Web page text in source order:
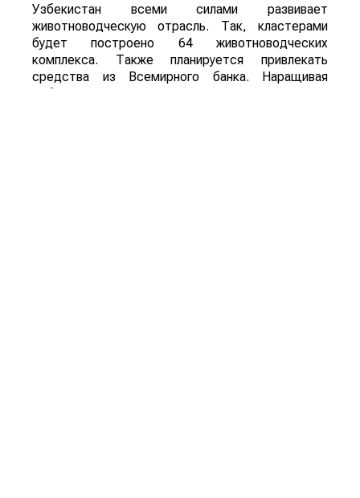
Узбекистан всеми силами развивает
животноводческую отрасль. Так, кластерами
будет построено 64 животноводческих
комплекса. Также планируется привлекать
средства из Всемирного банка. Наращивая
собственное производство, страна хочет